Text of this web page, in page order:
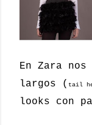
En Zara nos
largos ( tail
looks con